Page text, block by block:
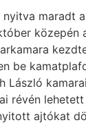
maradt
közepén
be
László
révén
ajtókat